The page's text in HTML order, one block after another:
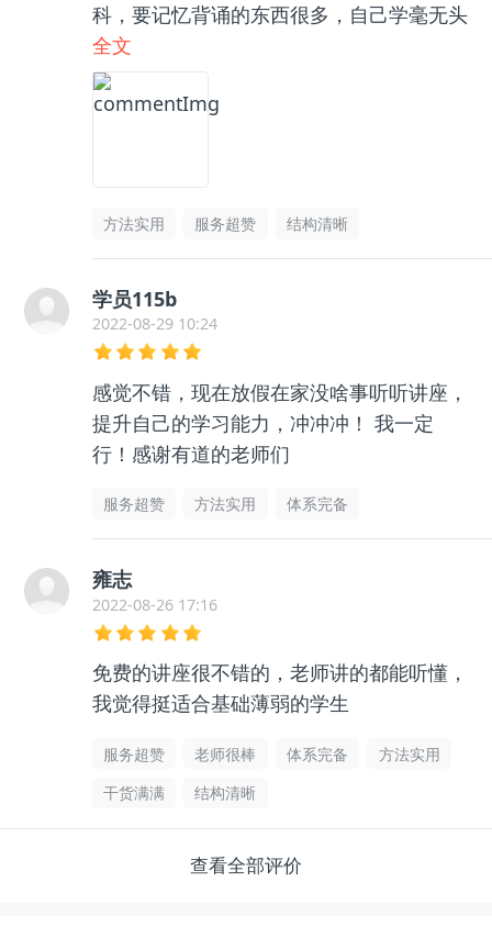
科，要记忆背诵的东西很多，自己学毫无头
绪，和咨询老师聊了之后收获很大，逻辑框
架清晰了很多，总之很推荐👍🏻
全文
方法实用 服务超赞 结构清晰
学员115b
2022-08-29 10:24
感觉不错，现在放假在家没啥事听听讲座，
提升自己的学习能力，冲冲冲！ 我一定
行！感谢有道的老师们
服务超赞 方法实用 体系完备
雍志
2022-08-26 17:16
免费的讲座很不错的，老师讲的都能听懂，
我觉得挺适合基础薄弱的学生
服务超赞 老师很棒 体系完备
方法实用
干货满满
结构清晰
查看全部评价